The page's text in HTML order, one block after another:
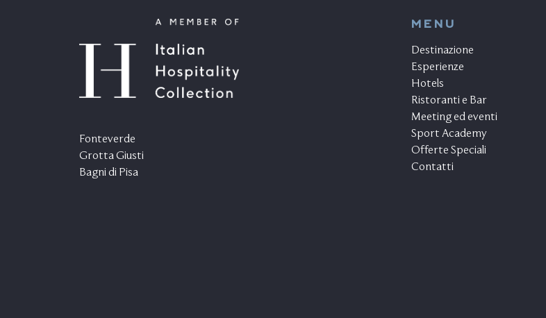
Fonteverde
Grotta Giusti
Bagni di Pisa
MENU
Destinazione
Esperienze
Hotels
Ristoranti e Bar
Meeting ed eventi
Sport Academy
Offerte Speciali
Contatti